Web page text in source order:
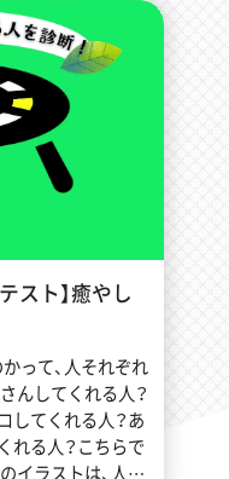
スト】癒やし
って、人それぞれ
んしてくれる人？
してくれる人？あ
れる人？こちらで
イラストは、人に